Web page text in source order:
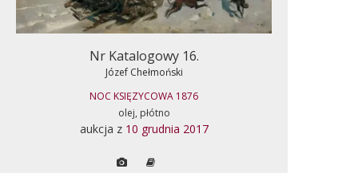
Nr Katalogowy 16.
Józef Chełmoński
NOC KSIĘZYCOWA 1876
olej, płótno
aukcja z 10 grudnia 2017